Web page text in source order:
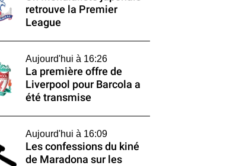
retrouve la Premier
League
Aujourd'hui à 16:26
La première offre de
Liverpool pour Barcola a
été transmise
Aujourd'hui à 16:09
Les confessions du kiné
de Maradona sur les